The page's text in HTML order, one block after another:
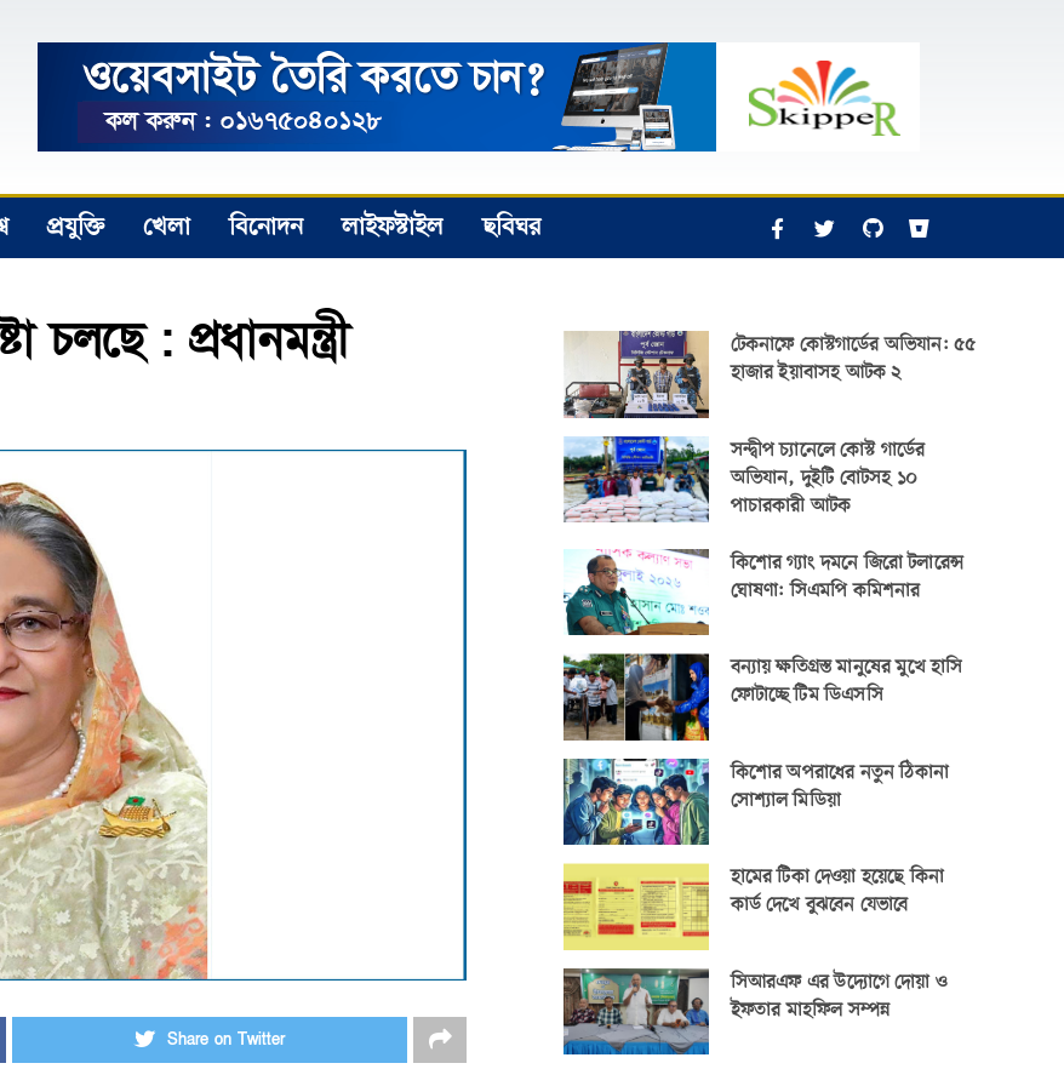
প্রযুক্তি খেলা বিনোদন লাইফস্টাইল ছবিঘর
চলছে : প্রধানমন্ত্রী
Share on Twitter
টেকনাফে কোস্টগার্ডের অভিযান: ৫৫
হাজার ইয়াবাসহ আটক ২
সন্দ্বীপ চ্যানেলে কোস্ট গার্ডের
অভিযান, দুইটি বোটসহ ১০
পাচারকারী আটক
কিশোর গ্যাং দমনে জিরো টলারেন্স
ঘোষণা: সিএমপি কমিশনার
বন্যায় ক্ষতিগ্রস্ত মানুষের মুখে হাসি
ফোটাচ্ছে টিম ডিএসসি
কিশোর অপরাধের নতুন ঠিকানা
সোশ্যাল মিডিয়া
হামের টিকা দেওয়া হয়েছে কিনা
কার্ড দেখে বুঝবেন যেভাবে
সিআরএফ এর উদ্যোগে দোয়া ও
ইফতার মাহফিল সম্পন্ন